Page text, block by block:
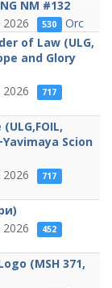
NM #132
530
Orc
of Law (ULG,
and Glory
717
Scion
717
452
(MSH 371,